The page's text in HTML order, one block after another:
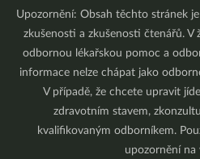
Upozornění: Obsah těchto stránek
zkušenosti a zkušenosti čtenářů. V
odbornou lékařskou pomoc a
informace nelze chápat jako
V případě, že chcete upravit
zdravotním stavem,
kvalifikovaným odborníkem.
upozornění na